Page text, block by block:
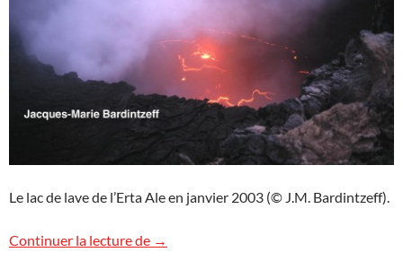
Le lac de lave de l’Erta Ale en janvier 2003 (© J.M. Bardintzeff).
Continuer la lecture de Volcans d’Afrique
→